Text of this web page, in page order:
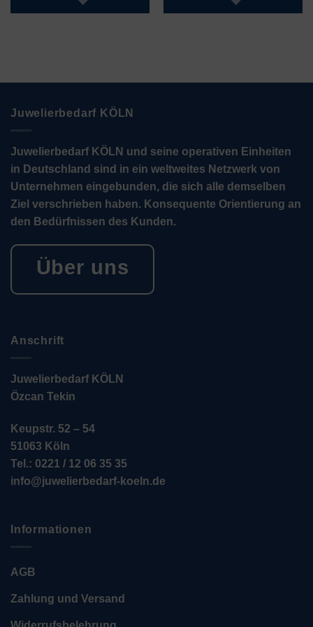
Juwelierbedarf KÖLN
Juwelierbedarf KÖLN und seine operativen Einheiten
in Deutschland sind in ein weltweites Netzwerk von
Unternehmen eingebunden, die sich alle demselben
Ziel verschrieben haben. Konsequente Orientierung an
den Bedürfnissen des Kunden.
Über uns
Anschrift
Juwelierbedarf KÖLN
Özcan Tekin
Keupstr. 52 – 54
51063 Köln
Tel.: 0221 / 12 06 35 35
info@juwelierbedarf-koeln.de
Informationen
AGB
Zahlung und Versand